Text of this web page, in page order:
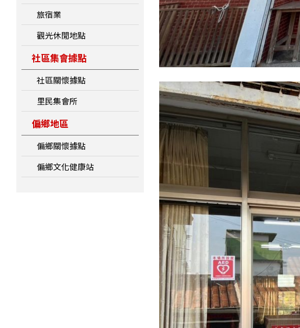
旅宿業
觀光休閒地點
社區集會據點
社區關懷據點
里民集會所
偏鄉地區
偏鄉關懷據點
偏鄉文化健康站